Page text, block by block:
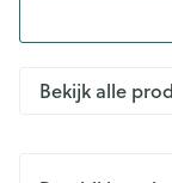
Bekijk alle